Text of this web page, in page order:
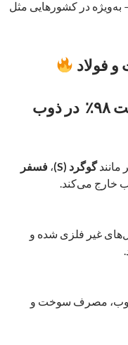
به‌ویژه در کشورهایی مثل
فولاد
مزایای زئولیت کلینوپتیلولیت ۹۸٪ در ذوب
مانندگوگرد (S) ، فسفر
خارج می‌کند.
غیر فلزی شده و
ذوب، مصرف سوخت و